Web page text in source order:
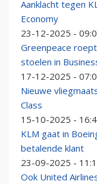
Aanklacht tegen
Economy
23-12-2025 -
Greenpeace
stoelen in
17-12-2025 -
Nieuwe
Class
15-10-2025 -
KLM gaat in
betalende klant
23-09-2025 -
Ook United